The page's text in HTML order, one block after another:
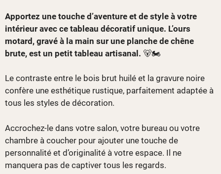
Apportez une touche d’aventure et de style à votre
intérieur avec ce tableau décoratif unique. L’ours
motard, gravé à la main sur une planche de chêne
brute, est un petit tableau artisanal. 🐻🏍️
Le contraste entre le bois brut huilé et la gravure noire
confère une esthétique rustique, parfaitement adaptée à
tous les styles de décoration.
Accrochez-le dans votre salon, votre bureau ou votre
chambre à coucher pour ajouter une touche de
personnalité et d’originalité à votre espace. Il ne
manquera pas de captiver tous les regards.